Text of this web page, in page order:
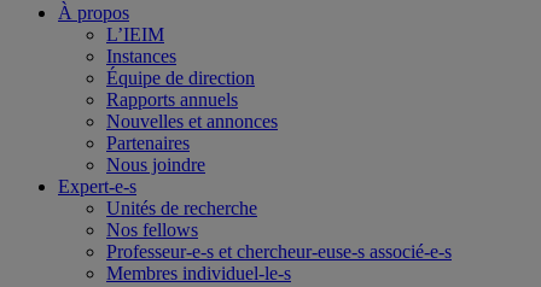
À propos
L’IEIM
Instances
Équipe de direction
Rapports annuels
Nouvelles et annonces
Partenaires
Nous joindre
Expert-e-s
Unités de recherche
Nos fellows
Professeur-e-s et chercheur-euse-s associé-e-s
Membres individuel-le-s